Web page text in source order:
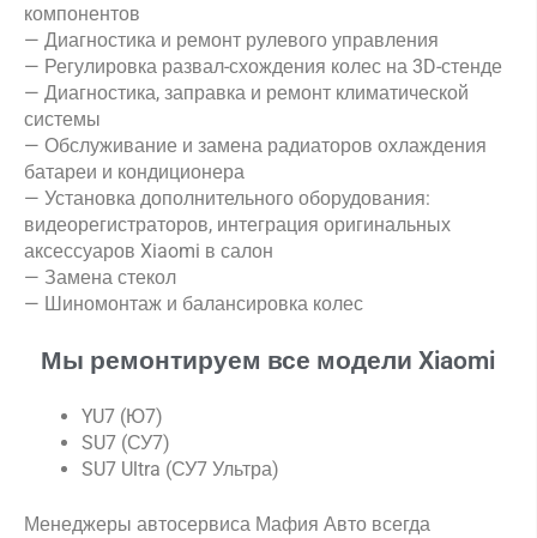
компонентов
— Диагностика и ремонт рулевого управления
— Регулировка развал-схождения колес на 3D-стенде
— Диагностика, заправка и ремонт климатической
системы
— Обслуживание и замена радиаторов охлаждения
батареи и кондиционера
— Установка дополнительного оборудования:
видеорегистраторов, интеграция оригинальных
аксессуаров Xiaomi в салон
— Замена стекол
— Шиномонтаж и балансировка колес
Мы ремонтируем все модели Xiaomi
YU7 (Ю7)
SU7 (СУ7)
SU7 Ultra (СУ7 Ультра)
Менеджеры автосервиса Мафия Авто всегда